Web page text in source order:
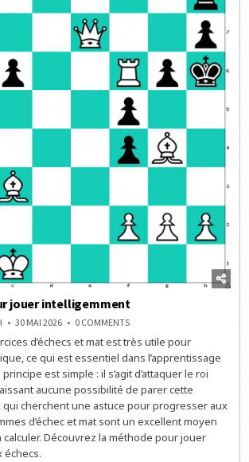
jouer intelligemment
30 MAI 2026 0 COMMENTSON
MÉTHODE
JOUER
INTELLIGEMMENT
d’échecs et mat est très utile pour
ce qui est essentiel dans l’apprentissage
principe est simple : il s’agit d’attaquer le roi
aucune possibilité de parer cette
qui cherchent une astuce pour progresser aux
d’échec et mat sont un excellent moyen
calculer. Découvrez la méthode pour jouer
échecs.